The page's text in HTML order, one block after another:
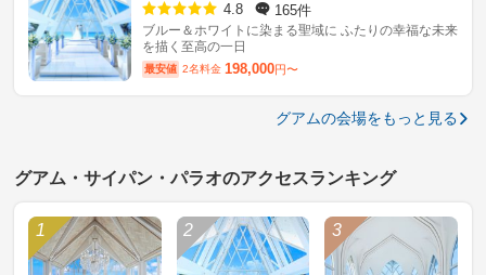
4.8 165件
ブルー＆ホワイトに染まる聖域に ふたりの幸福な未来
を描く至高の一日
最安値 2名料金 198,000円〜
グアムの会場をもっと見る
グアム・サイパン・パラオのアクセスランキング